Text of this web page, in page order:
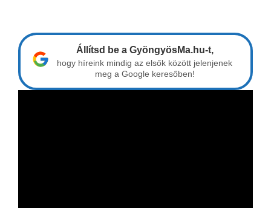
Állítsd be a GyöngyösMa.hu-t,
hogy híreink mindig az elsők között jelenjenek
meg a Google keresőben!